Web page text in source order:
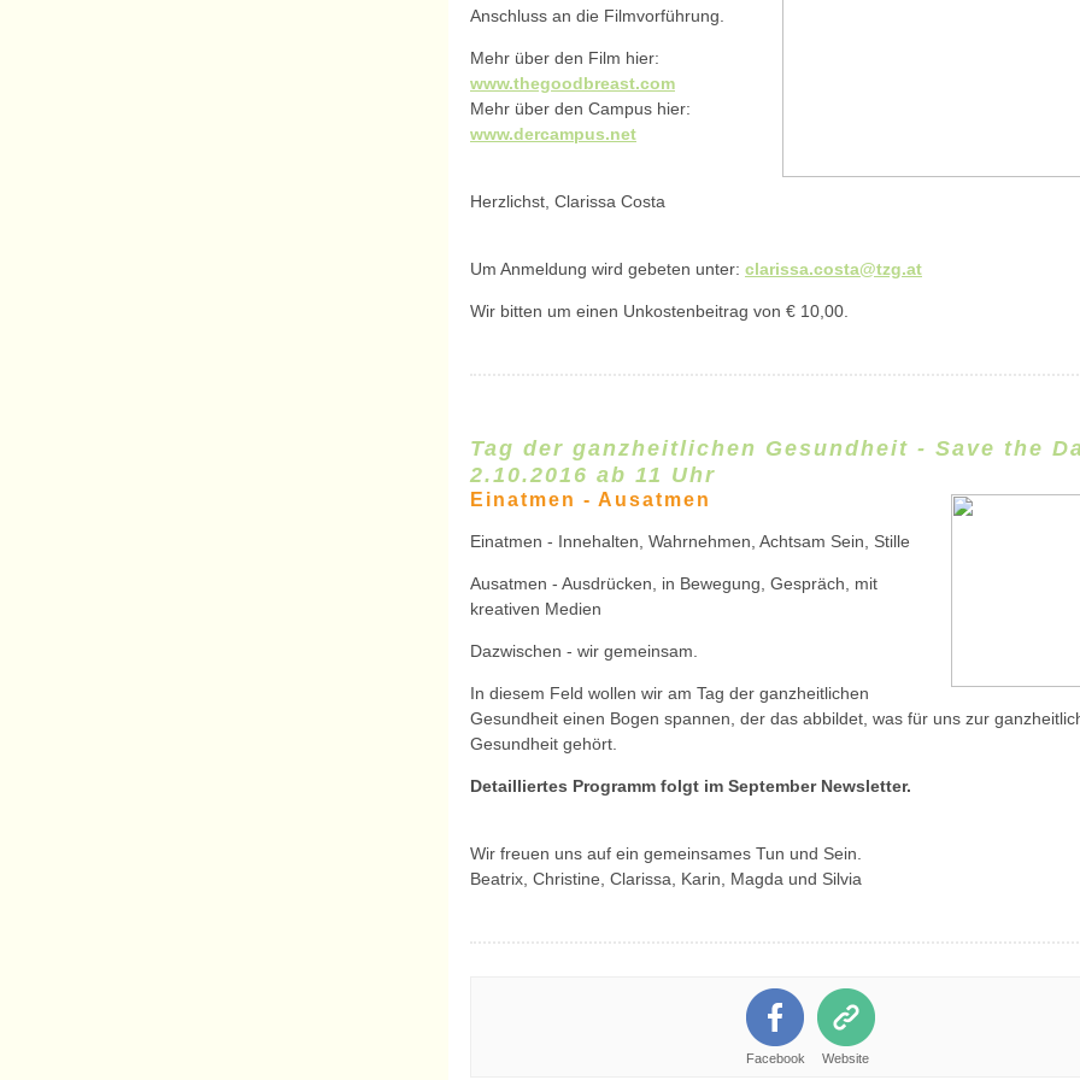
Anschluss an die Filmvorführung.
Mehr über den Film hier:
www.thegoodbreast.com
Mehr über den Campus hier:
www.dercampus.net
Herzlichst, Clarissa Costa
Um Anmeldung wird gebeten unter: clarissa.costa@tzg.at
Wir bitten um einen Unkostenbeitrag von € 10,00.
Tag der ganzheitlichen Gesundheit - Save the
2.10.2016 ab 11 Uhr
Einatmen - Ausatmen
Einatmen - Innehalten, Wahrnehmen, Achtsam Sein, Stille
Ausatmen - Ausdrücken, in Bewegung, Gespräch, mit
kreativen Medien
Dazwischen - wir gemeinsam.
In diesem Feld wollen wir am Tag der ganzheitlichen
Gesundheit einen Bogen spannen, der das abbildet, was für uns zur
Gesundheit gehört.
Detailliertes Programm folgt im September Newsletter.
Wir freuen uns auf ein gemeinsames Tun und Sein.
Beatrix, Christine, Clarissa, Karin, Magda und Silvia
Facebook Website